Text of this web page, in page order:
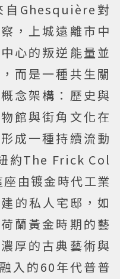
自Ghesquière對
，上城遠離市中
心的叛逆能量並
而是一種共生關
念架構：歷史與
館與街角文化在
成一種持續流動
約The Frick Col
由镀金時代工業
的私人宅邸，如
蘭黃金時期的藝
厚的古典藝術與
入的60年代普普